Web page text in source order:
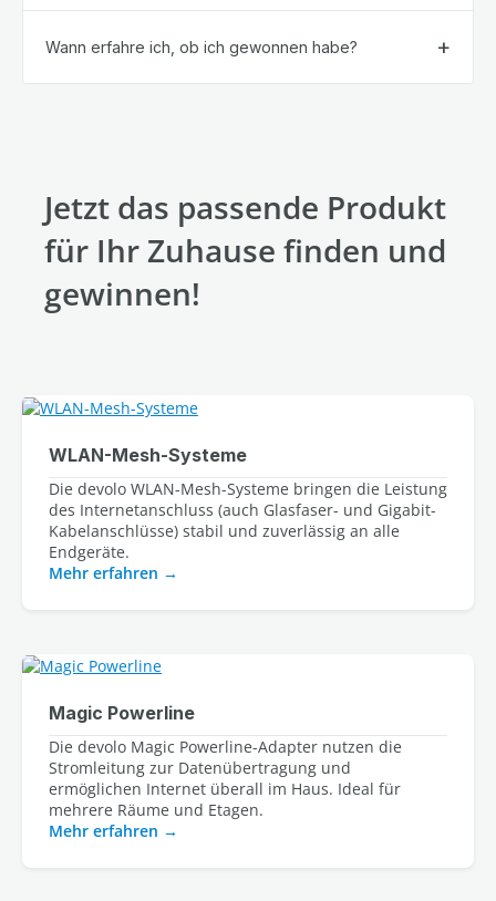
Wann erfahre ich, ob ich gewonnen habe?
Jetzt das passende Produkt
für Ihr Zuhause finden und
gewinnen!
WLAN-Mesh-Systeme
Die devolo WLAN-Mesh-Systeme bringen die Leistung
des Internetanschluss (auch Glasfaser- und Gigabit-
Kabelanschlüsse) stabil und zuverlässig an alle
Mehr erfahren
Magic Powerline
Die devolo Magic Powerline-Adapter nutzen die
Stromleitung zur Datenübertragung und
ermöglichen Internet überall im Haus. Ideal für
Mehr erfahren